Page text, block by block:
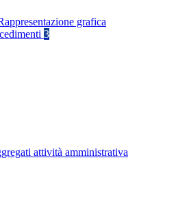
grafica
3
attività amministrativa